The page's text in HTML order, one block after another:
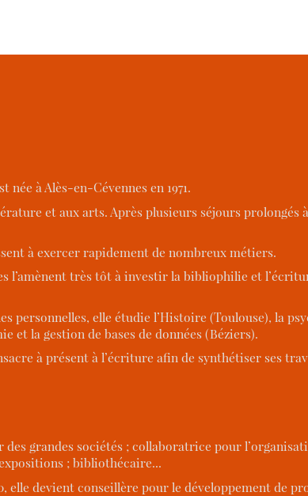
à Alès-en-Cévennes en 1971.
et aux arts. Après plusieurs séjours prolongés
à exercer rapidement de nombreux métiers.
l’amènent très tôt à investir la bibliophilie et
personnelles, elle étudie l’Histoire (Toulouse), la
et la gestion de bases de données (Béziers).
à présent à l’écriture afin de synthétiser ses
grandes sociétés ; collaboratrice pour
; bibliothécaire...
elle devient conseillère pour le développement de